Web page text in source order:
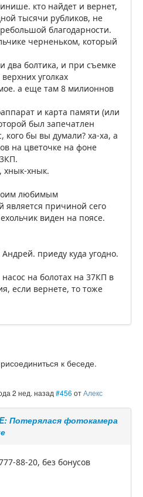
кто найдет и вернет,
тысячи рубликов, не
благодарности.
черненьком, который
два болтика, и при съемке
уголках
а еще там 8 милионнов
и карта памяти (или
был запечатлен
кого бы вы думали? ха-ха, а
на цветочке на фоне
хнык-хнык.
любимым
является причиной сего
виден на поясе.
приеду куда угодно.
на болотах на 37КП в
если вернете, то тоже
к беседе.
2 нед. назад #456 отАлекс
Потерялася фотокамера
88-20, без бонусов